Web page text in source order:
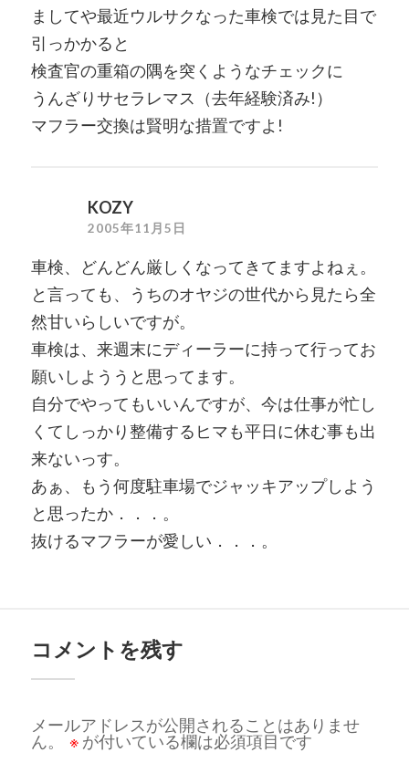
ましてや最近ウルサクなった車検では見た目で
引っかかると
検査官の重箱の隅を突くようなチェックに
うんざりサセラレマス（去年経験済み!）
マフラー交換は賢明な措置ですよ!
KOZY
2005年11月5日
車検、どんどん厳しくなってきてますよねぇ。
と言っても、うちのオヤジの世代から見たら全
然甘いらしいですが。
車検は、来週末にディーラーに持って行ってお
願いしよううと思ってます。
自分でやってもいいんですが、今は仕事が忙し
くてしっかり整備するヒマも平日に休む事も出
来ないっす。
あぁ、もう何度駐車場でジャッキアップしよう
と思ったか．．．。
抜けるマフラーが愛しい．．．。
コメントを残す
メールアドレスが公開されることはありませ
ん。
※ が付いている欄は必須項目です